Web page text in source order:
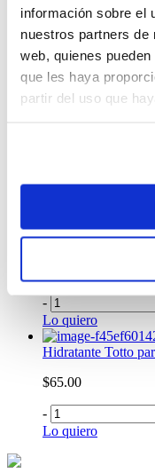
información sobre el
nuestros partners de
web, quienes
que les haya
partir del uso que
Lo quiero
Negro
$37.00
Lo quiero
Tula
-
Lo quiero
Hidratante Totto
$65.00
-
Lo quiero